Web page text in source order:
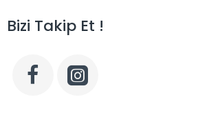
Bizi Takip Et !